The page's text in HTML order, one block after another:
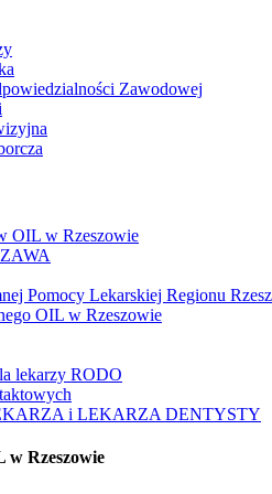
Zawodowej
OIL w Rzeszowie
Pomocy Lekarskiej Regionu
OIL w Rzeszowie
lekarzy RODO
i LEKARZA DENTYSTY
w Rzeszowie